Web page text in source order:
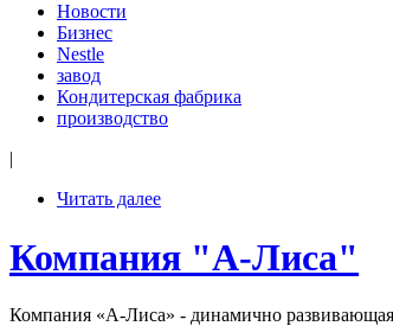
Новости
Бизнес
Nestle
завод
Кондитерская фабрика
производство
|
Читать далее
Компания "А-Лиса"
Компания «А-Лиса» - динамично